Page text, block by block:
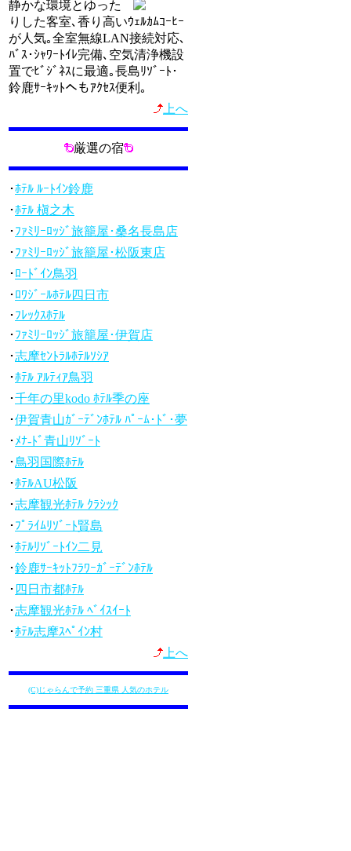
静かな環境とゆった
りした客室､香り高いｳｪﾙｶﾑｺｰﾋｰ
が人気｡全室無線LAN接続対応､
ﾊﾞｽ･ｼｬﾜｰﾄｲﾚ完備､空気清浄機設
置でﾋﾞｼﾞﾈｽに最適｡長島ﾘｿﾞｰﾄ･
鈴鹿ｻｰｷｯﾄへもｱｸｾｽ便利｡
上へ
厳選の宿
･ﾎﾃﾙ ﾙｰﾄｲﾝ鈴鹿
･ﾎﾃﾙ 槇之木
･ ﾌｧﾐﾘｰﾛｯｼﾞ旅籠屋･桑名長島店
･ ﾌｧﾐﾘｰﾛｯｼﾞ旅籠屋･松阪東店
･ ﾛｰﾄﾞｲﾝ鳥羽
･ ﾛﾜｼﾞｰﾙﾎﾃﾙ四日市
･ ﾌﾚｯｸｽﾎﾃﾙ
･ ﾌｧﾐﾘｰﾛｯｼﾞ旅籠屋･伊賀店
･志摩ｾﾝﾄﾗﾙﾎﾃﾙｿｼｱ
･ﾎﾃﾙ ｱﾙﾃｨｱ鳥羽
･千年の里kodo ﾎﾃﾙ季の座
･伊賀青山ｶﾞｰﾃﾞﾝﾎﾃﾙ ﾊﾟｰﾑ･ﾄﾞ･夢
･ ﾒﾅ-ﾄﾞ青山ﾘｿﾞｰﾄ
･ 鳥羽国際ﾎﾃﾙ
･ﾎﾃﾙAU松阪
･志摩観光ﾎﾃﾙ ｸﾗｼｯｸ
･ ﾌﾟﾗｲﾑﾘｿﾞｰﾄ賢島
･ﾎﾃﾙﾘｿﾞｰﾄｲﾝ二見
･鈴鹿ｻｰｷｯﾄﾌﾗﾜｰｶﾞｰﾃﾞﾝﾎﾃﾙ
･ 四日市都ﾎﾃﾙ
･志摩観光ﾎﾃﾙ ﾍﾞｲｽｲｰﾄ
･ﾎﾃﾙ志摩ｽﾍﾟｲﾝ村
上へ
(C)じゃらんで予約 三重県 人気のホテル